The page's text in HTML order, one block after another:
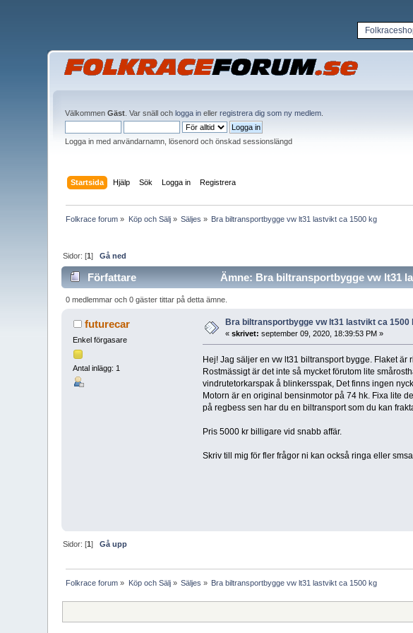
VälkommenGäst . Var snäll ochlogga in ellerregistrera dig som ny medlem
Logga in med användarnamn, lösenord och önskad sessionslängd
Startsida Hjälp Sök Logga in Registrera
Folkrace forum » Köp och Sälj» Säljes » Bra biltransportbygge vw lt31 lastvikt ca 1500 kg
Sidor: [1]Gå ned
Författare Ämne: Bra biltransportbygge vw lt31
0 medlemmar och 0 gäster tittar på detta ämne.
futurecar
Enkel förgasare
Antal inlägg: 1
Bra biltransportbygge vw lt31 lastvikt ca 1500
«skrivet: september 09, 2020, 18:39:53 PM »
Hej! Jag säljer en vw lt31 biltransport bygge. Flaket är
Rostmässigt är det inte så mycket förutom lite
vindrutetorkarspak å blinkersspak, Det finns ingen
Motorn är en original bensinmotor på 74 hk. Fixa lite
på regbess sen har du en biltransport som du kan
Pris 5000 kr billigare vid snabb affär.
Skriv till mig för fler frågor ni kan också ringa eller
Sidor: [1]Gå upp
Folkrace forum » Köp och Sälj» Säljes » Bra biltransportbygge vw lt31 lastvikt ca 1500 kg